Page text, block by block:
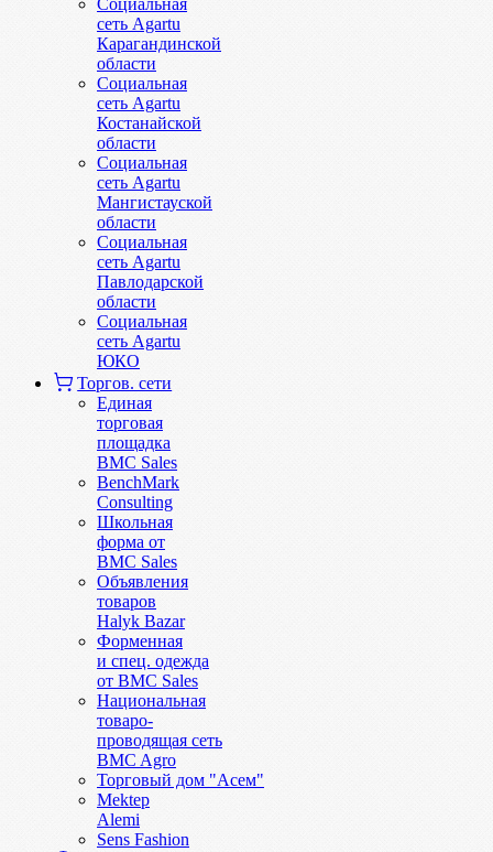
Социальная
сеть Agartu
Карагандинской
области
Социальная
сеть Agartu
Костанайской
области
Социальная
сеть Agartu
Мангистауской
области
Социальная
сеть Agartu
Павлодарской
области
Социальная
сеть Agartu
ЮКО
Торгов. сети
Единая
торговая
площадка
BMC Sales
BenchMark
Consulting
Школьная
форма от
BMC Sales
Объявления
товаров
Halyk Bazar
Форменная
и спец. одежда
от BMC Sales
Национальная
товаро-
проводящая сеть
BMC Agro
Торговый дом "Асем"
Mektep
Alemi
Sens Fashion